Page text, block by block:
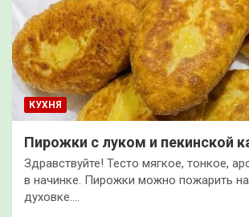
КУХНЯ
Пирожки с луком и пекинской
Здравствуйте! Тесто мягкое, тонкое,
в начинке. Пирожки можно пожарить
духовке.…